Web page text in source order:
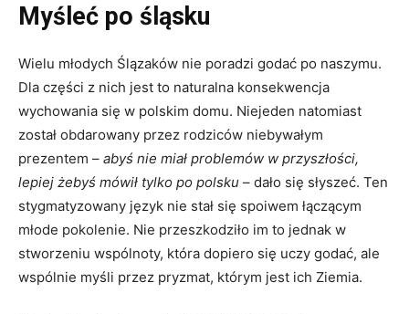
Myśleć po śląsku
Wielu młodych Ślązaków nie poradzi godać po naszymu.
Dla części z nich jest to naturalna konsekwencja
wychowania się w polskim domu. Niejeden natomiast
został obdarowany przez rodziców niebywałym
prezentem – abyś nie miał problemów w przyszłości,
lepiej żebyś mówił tylko po polsku – dało się słyszeć. Ten
stygmatyzowany język nie stał się spoiwem łączącym
młode pokolenie. Nie przeszkodziło im to jednak w
stworzeniu wspólnoty, która dopiero się uczy godać, ale
wspólnie myśli przez pryzmat, którym jest ich Ziemia.